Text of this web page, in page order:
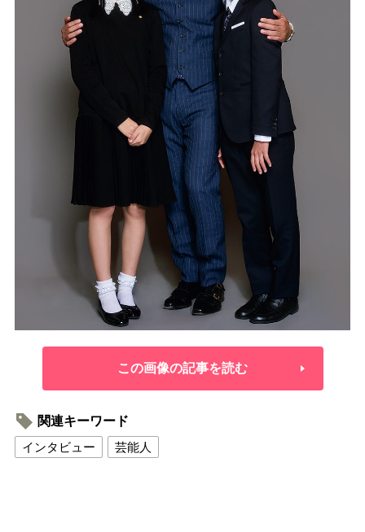
この画像の記事を読む
関連キーワード
インタビュー
芸能人